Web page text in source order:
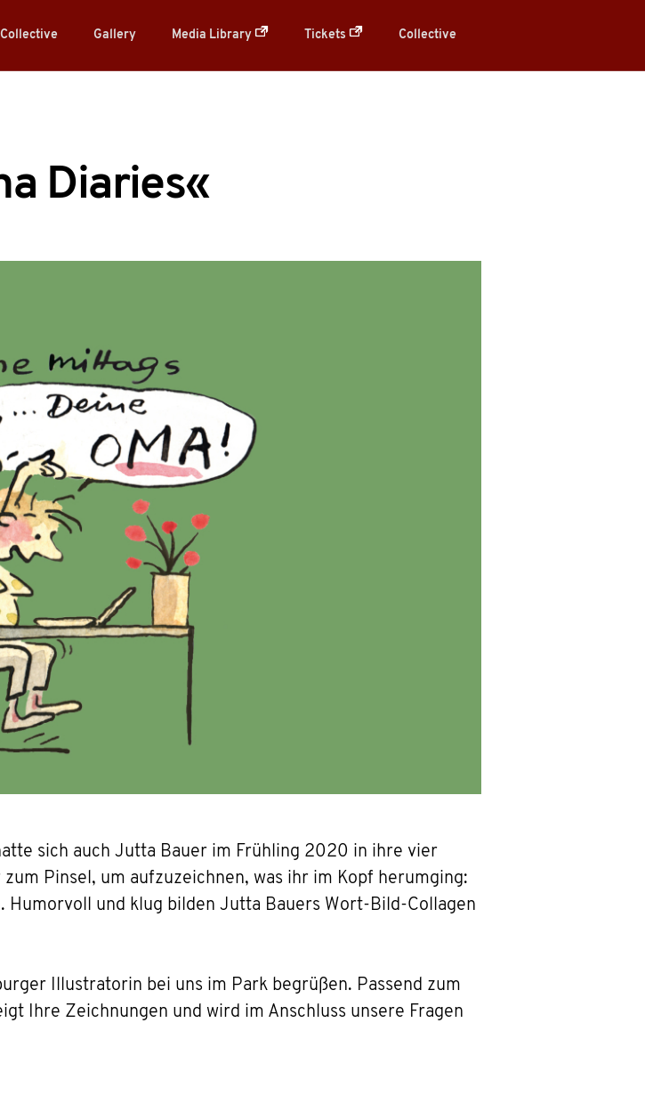
Collective Gallery Media Library Tickets Collective
Diaries«
sich auch Jutta Bauer im Frühling 2020 in ihre vier
Pinsel, um aufzuzeichnen, was ihr im Kopf herumging:
Humorvoll und klug bilden Jutta Bauers Wort-Bild-Collagen
Illustratorin bei uns im Park begrüßen. Passend zum
Ihre Zeichnungen und wird im Anschluss unsere Fragen